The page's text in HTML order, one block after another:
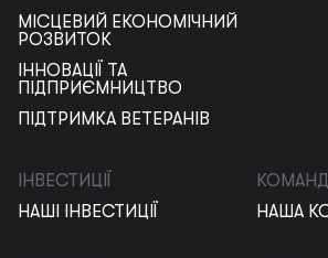
МІСЦЕВИЙ ЕКОНОМІЧНИЙ
РОЗВИТОК
ІННОВАЦІЇ ТА
ПІДПРИЄМНИЦТВО
ПІДТРИМКА ВЕТЕРАНІВ
ІНВЕСТИЦІЇ
НАШІ ІНВЕСТИЦІЇ
НАША